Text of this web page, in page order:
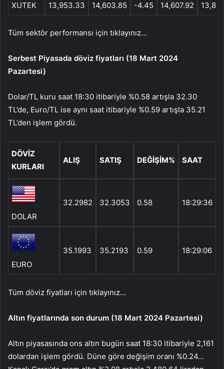
XUTEK 13,953.33 14,603.85 -4.45 14,607.92
Tüm sektör performansı için tıklayınız…
Serbest Piyasada döviz fiyatları (18 Mart 2024
Pazartesi)
Dolar/TL kuru saat 18:30 itibariyle %0.58 artışla 32.30
TL’de, Euro/TL ise aynı saat itibariyle %0.59 artışla 35.21
TL’den işlem gördü.
DÖVİZ
KURLARI
ALIŞ SATIŞ DEĞİŞİM% SAAT
DOLAR
32.2982 32.3053 0.58 18:29:36
EURO
35.1993 35.2193 0.59 18:29:06
Tüm döviz fiyatları için tıklayınız…
Altın fiyatlarında son durum (18 Mart 2024 Pazartesi)
Altın piyasasında ons altın bugün saat 18:30 itibariyle 2,161
dolardan işlem gördü. Düne göre değişim oranı %0.24…